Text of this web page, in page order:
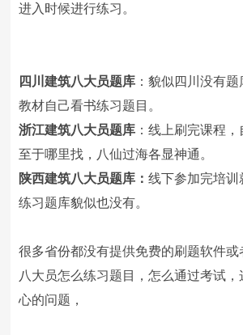
进入时候进行练习。
四川建筑八大员题库 ：貌似四川没有
教材自己看书练习题目。
浙江建筑八大员题库 ：线上刷完课程，
至于哪里找，八仙过海各显神通。
陕西建筑八大员题库：线下参加完培训
练习题库貌似也没有。
很多省份都没有提供免费的刷题软件
八大员怎么练习题目，怎么通过考试，
心的问题，